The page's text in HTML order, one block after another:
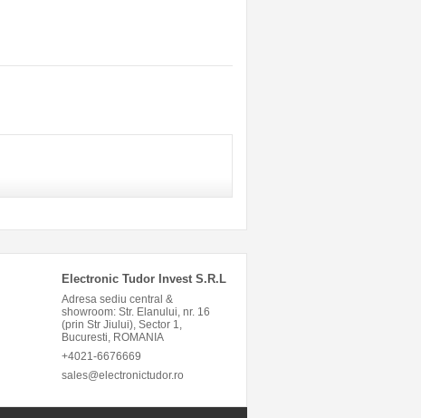
Electronic Tudor Invest S.R.L
Adresa sediu central &
showroom: Str. Elanului, nr. 16
(prin Str Jiului), Sector 1,
Bucuresti, ROMANIA
+4021-6676669
sales@electronictudor.ro